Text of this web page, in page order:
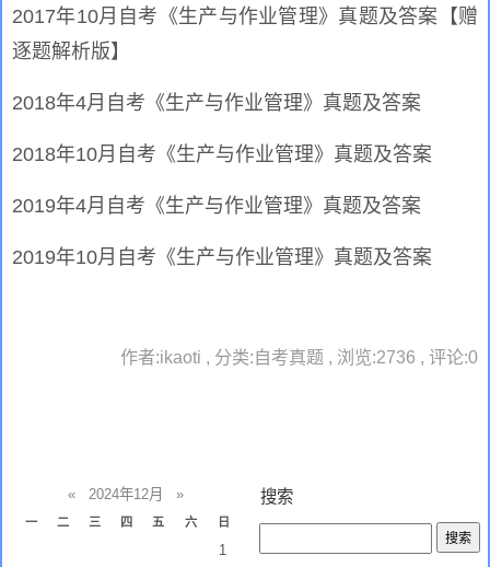
2017年10月自考《生产与作业管理》真题及答案【赠
逐题解析版】
2018年4月自考《生产与作业管理》真题及答案
2018年10月自考《生产与作业管理》真题及答案
2019年4月自考《生产与作业管理》真题及答案
2019年10月自考《生产与作业管理》真题及答案
作者:ikaoti , 分类:自考真题 , 浏览:2736 , 评论:0
« 2024年12月 »
一 二 三 四 五 六 日
1
搜索